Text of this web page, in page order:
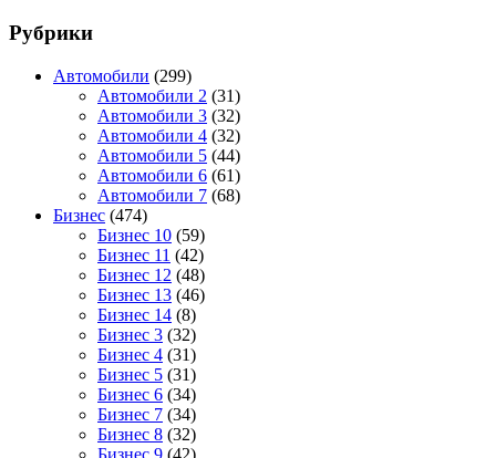
Рубрики
Автомобили (299)
Автомобили 2 (31)
Автомобили 3 (32)
Автомобили 4 (32)
Автомобили 5 (44)
Автомобили 6 (61)
Автомобили 7 (68)
Бизнес (474)
Бизнес 10 (59)
Бизнес 11 (42)
Бизнес 12 (48)
Бизнес 13 (46)
Бизнес 14 (8)
Бизнес 3 (32)
Бизнес 4 (31)
Бизнес 5 (31)
Бизнес 6 (34)
Бизнес 7 (34)
Бизнес 8 (32)
Бизнес 9 (42)